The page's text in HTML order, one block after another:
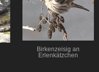
Birkenzeisig an
Erlenkätzchen